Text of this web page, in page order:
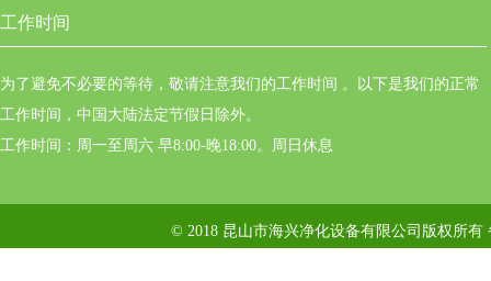
工作时间
为了避免不必要的等待，敬请注意我们的工作时间 。以下是我们的正常
工作时间，中国大陆法定节假日除外。
工作时间：周一至周六 早8:00-晚18:00。周日休息
© 2018 昆山市海兴净化设备有限公司版权所有